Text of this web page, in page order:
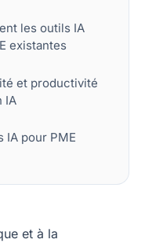
les outils IA
existantes
et productivité
IA
IA pour PME
et à la